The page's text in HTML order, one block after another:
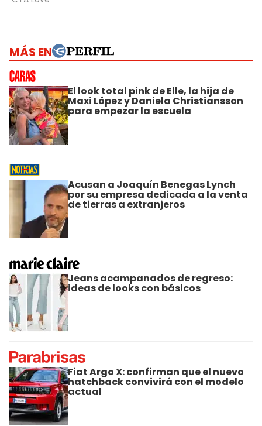
MÁS EN
El look total pink de Elle, la hija de
Maxi López y Daniela Christiansson
para empezar la escuela
Acusan a Joaquín Benegas Lynch
por su empresa dedicada a la venta
de tierras a extranjeros
Jeans acampanados de regreso:
ideas de looks con básicos
Fiat Argo X: confirman que el nuevo
hatchback convivirá con el modelo
actual